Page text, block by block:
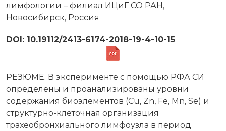
лимфологии – филиал ИЦиГ СО РАН,
Новосибирск, Россия
DOI: 10.19112/2413-6174-2018-19-4-10-15
РЕЗЮМЕ. В эксперименте с помощью РФА СИ
определены и проанализированы уровни
содержания биоэлементов (Сu, Zn, Fe, Mn, Se) и
структурно-клеточная организация
трахеобронхиального лимфоузла в период